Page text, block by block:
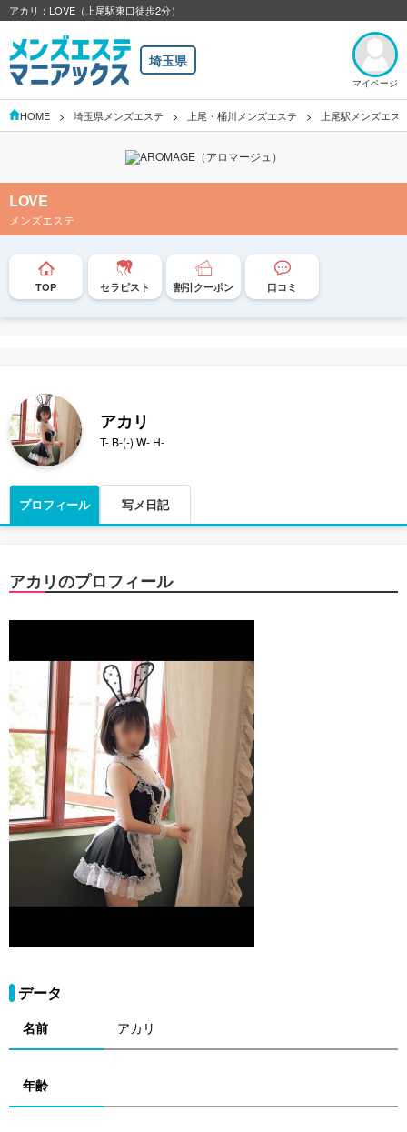
アカリ：LOVE（上尾駅東口徒歩2分）
埼玉県
マイページ
HOME 埼玉県メンズエステ 上尾・桶川メンズエステ 上尾駅メンズエス
LOVE
メンズエステ
TOP セラピスト 割引クーポン 口コミ
アカリ
T- B-(-) W- H-
プロフィール 写メ日記
アカリのプロフィール
データ
名前 アカリ
年齢